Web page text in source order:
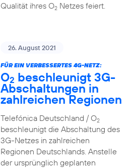
Qualität ihres O2Netzes feiert.
26. August 2021
FÜR EIN VERBESSERTES 4G-NETZ:
O2 beschleunigt 3G-
Abschaltungen in
zahlreichen Regionen
Telefónica Deutschland / O2
beschleunigt die Abschaltung des
3G-Netzes in zahlreichen
Regionen Deutschlands. Anstelle
der ursprünglich geplanten